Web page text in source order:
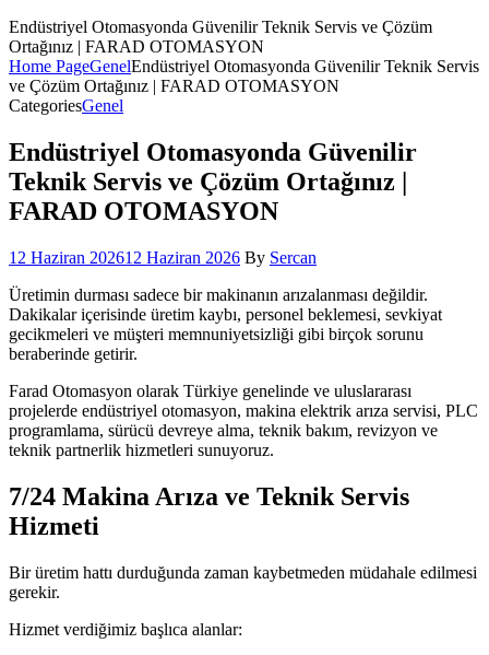
Endüstriyel Otomasyonda Güvenilir Teknik Servis ve Çözüm
Ortağınız | FARAD OTOMASYON
Home PageGenelEndüstriyel Otomasyonda Güvenilir Teknik Servis
ve Çözüm Ortağınız | FARAD OTOMASYON
CategoriesGenel
Endüstriyel Otomasyonda Güvenilir
Teknik Servis ve Çözüm Ortağınız |
FARAD OTOMASYON
12 Haziran 202612 Haziran 2026 By Sercan
Üretimin durması sadece bir makinanın arızalanması değildir.
Dakikalar içerisinde üretim kaybı, personel beklemesi, sevkiyat
gecikmeleri ve müşteri memnuniyetsizliği gibi birçok sorunu
beraberinde getirir.
Farad Otomasyon olarak Türkiye genelinde ve uluslararası
projelerde endüstriyel otomasyon, makina elektrik arıza servisi, PLC
programlama, sürücü devreye alma, teknik bakım, revizyon ve
teknik partnerlik hizmetleri sunuyoruz.
7/24 Makina Arıza ve Teknik Servis
Hizmeti
Bir üretim hattı durduğunda zaman kaybetmeden müdahale edilmesi
gerekir.
Hizmet verdiğimiz başlıca alanlar: